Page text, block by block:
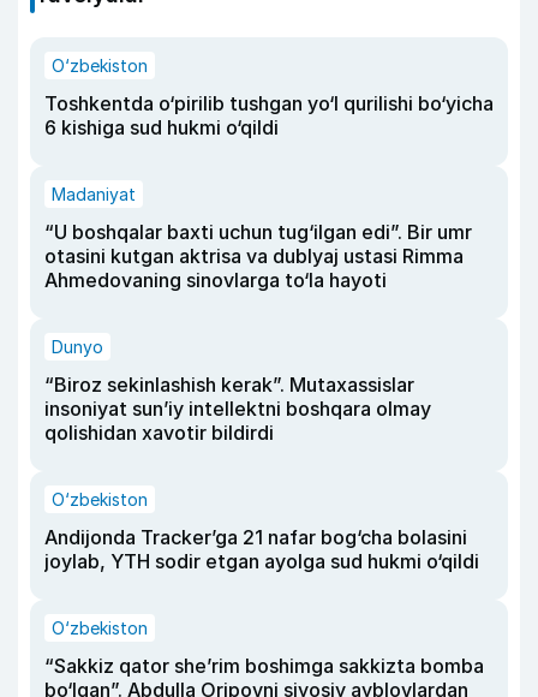
O‘zbekiston
Toshkentda o‘pirilib tushgan yo‘l qurilishi bo‘yicha
6 kishiga sud hukmi o‘qildi
Madaniyat
“U boshqalar baxti uchun tug‘ilgan edi”. Bir umr
otasini kutgan aktrisa va dublyaj ustasi Rimma
Ahmedovaning sinovlarga to‘la hayoti
Dunyo
“Biroz sekinlashish kerak”. Mutaxassislar
insoniyat sun’iy intellektni boshqara olmay
qolishidan xavotir bildirdi
O‘zbekiston
Andijonda Tracker’ga 21 nafar bog‘cha bolasini
joylab, YTH sodir etgan ayolga sud hukmi o‘qildi
O‘zbekiston
“Sakkiz qator she’rim boshimga sakkizta bomba
bo‘lgan”. Abdulla Oripovni siyosiy ayblovlardan